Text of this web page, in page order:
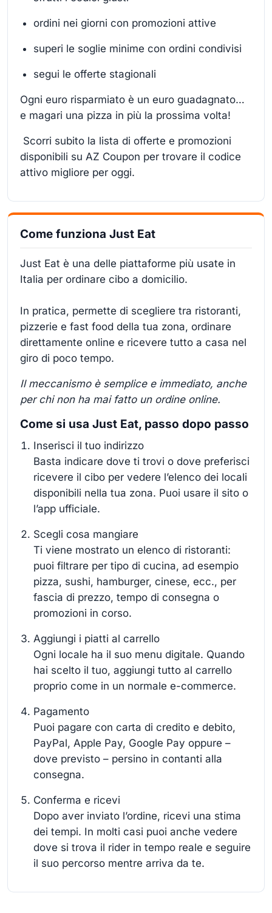
ordini nei giorni con promozioni attive
superi le soglie minime con ordini condivisi
segui le offerte stagionali
Ogni euro risparmiato è un euro guadagnato…
e magari una pizza in più la prossima volta!
Scorri subito la lista di offerte e promozioni
disponibili su AZ Coupon per trovare il codice
attivo migliore per oggi.
Come funziona Just Eat
Just Eat è una delle piattaforme più usate in
Italia per ordinare cibo a domicilio.
In pratica, permette di scegliere tra ristoranti,
pizzerie e fast food della tua zona, ordinare
direttamente online e ricevere tutto a casa nel
giro di poco tempo.
Il meccanismo è semplice e immediato, anche
per chi non ha mai fatto un ordine online.
Come si usa Just Eat, passo dopo passo
Inserisci il tuo indirizzo
Basta indicare dove ti trovi o dove preferisci
ricevere il cibo per vedere l’elenco dei locali
disponibili nella tua zona. Puoi usare il sito o
l’app ufficiale.
Scegli cosa mangiare
Ti viene mostrato un elenco di ristoranti:
puoi filtrare per tipo di cucina, ad esempio
pizza, sushi, hamburger, cinese, ecc., per
fascia di prezzo, tempo di consegna o
promozioni in corso.
Aggiungi i piatti al carrello
Ogni locale ha il suo menu digitale. Quando
hai scelto il tuo, aggiungi tutto al carrello
proprio come in un normale e-commerce.
Pagamento
Puoi pagare con carta di credito e debito,
PayPal, Apple Pay, Google Pay oppure –
dove previsto – persino in contanti alla
consegna.
Conferma e ricevi
Dopo aver inviato l’ordine, ricevi una stima
dei tempi. In molti casi puoi anche vedere
dove si trova il rider in tempo reale e seguire
il suo percorso mentre arriva da te.